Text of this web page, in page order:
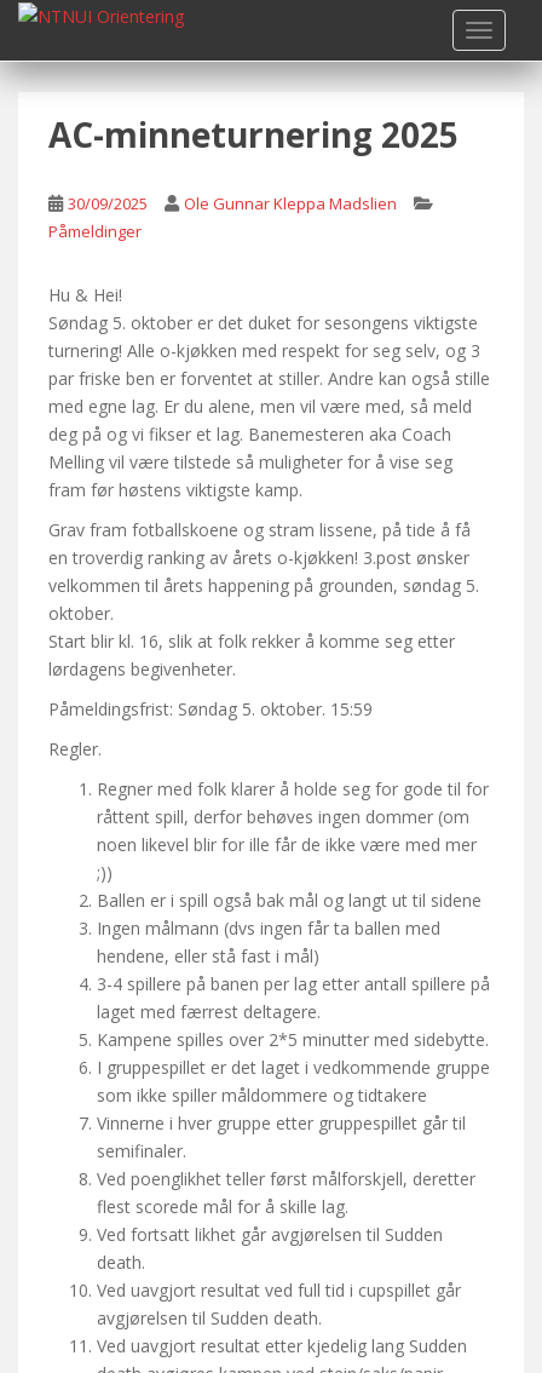
i
AC-minneturnering 2025
30/09/2025
Ole Gunnar Kleppa Madslien
Påmeldinger
Hu & Hei!
Søndag 5. oktober er det duket for sesongens viktigste
turnering! Alle o-kjøkken med respekt for seg selv, og 3
par friske ben er forventet at stiller. Andre kan også stille
med egne lag. Er du alene, men vil være med, så meld
deg på og vi fikser et lag. Banemesteren aka Coach
Melling vil være tilstede så muligheter for å vise seg
fram før høstens viktigste kamp.
Grav fram fotballskoene og stram lissene, på tide å få
en troverdig ranking av årets o-kjøkken! 3.post ønsker
velkommen til årets happening på grounden, søndag 5.
oktober.
Start blir kl. 16, slik at folk rekker å komme seg etter
lørdagens begivenheter.
Påmeldingsfrist: Søndag 5. oktober. 15:59
Regler.
Regner med folk klarer å holde seg for gode til for
råttent spill, derfor behøves ingen dommer (om
noen likevel blir for ille får de ikke være med mer
;))
Ballen er i spill også bak mål og langt ut til sidene
Ingen målmann (dvs ingen får ta ballen med
hendene, eller stå fast i mål)
3-4 spillere på banen per lag etter antall spillere på
laget med færrest deltagere.
Kampene spilles over 2*5 minutter med sidebytte.
I gruppespillet er det laget i vedkommende gruppe
som ikke spiller måldommere og tidtakere
Vinnerne i hver gruppe etter gruppespillet går til
semifinaler.
Ved poenglikhet teller først målforskjell, deretter
flest scorede mål for å skille lag.
Ved fortsatt likhet går avgjørelsen til Sudden
death.
Ved uavgjort resultat ved full tid i cupspillet går
avgjørelsen til Sudden death.
Ved uavgjort resultat etter kjedelig lang Sudden